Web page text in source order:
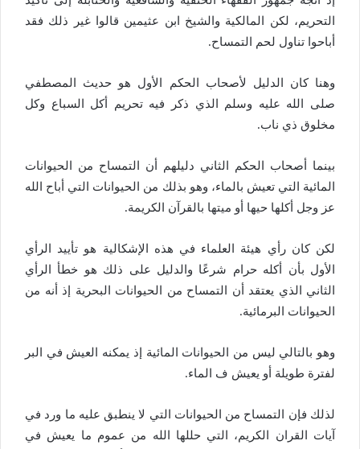
التحريم، لكن المالكية والشيخ ابن عثيمين قالوا غير ذلك فقد
أباحوا تناول لحم التمساح.
وهنا كان الدليل لأصحاب الحكم الأول هو حديث المصطفي
صلى الله عليه وسلم الذي ذكر فيه تحريم أكل السباع وكل
مخلوق ذي ناب.
بينما أصحاب الحكم الثاني دليلهم أن التمساح من الحيوانات
المائية التي تعيش بالماء، وهو بذلك من الحيوانات التي أباح الله
عز وجل أكلها حيها أو ميتها بالقرآن الكريمة.
لكن كان رأي هيئة العلماء في هذه الإشكالية هو تأييد الرأي
الأول بأن أكله حرام شرعًا والدليل على ذلك هو خطأ الرأي
الثاني الذي يعتقد أن التمساح من الحيوانات البحرية إذ أنه من
الحيوانات البرمائية.
وهو بالتالي ليس من الحيوانات المائية إذ يمكنه العيش في البر
لفترة طويلة أو يعيش ف الماء.
لذلك فإن التمساح من الحيوانات التي لا ينطبق عليه ما ورد في
آيات القران الكريم، التي حللها الله من عموم ما يعيش في